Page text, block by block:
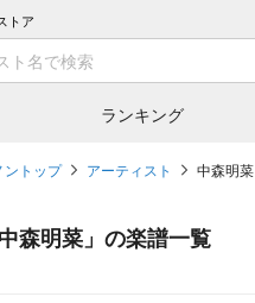
トア
ランキング
ントップ アーティスト 中森明菜
中森明菜 」の楽譜一覧